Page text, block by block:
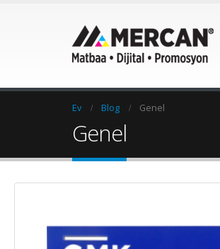
Ev Blog Genel
Genel